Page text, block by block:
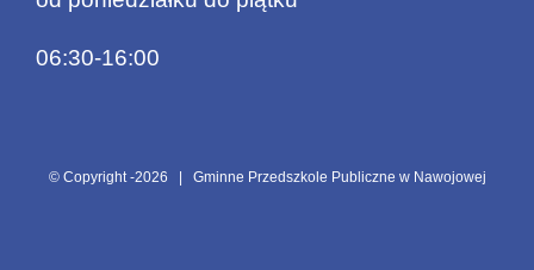
06:30-16:00
© Copyright -2026 | Gminne Przedszkole Publiczne w Nawojowej